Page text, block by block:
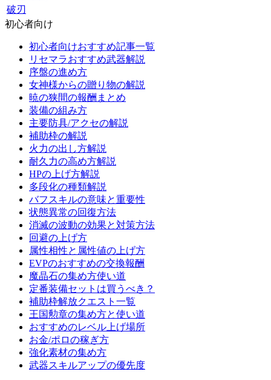
破刃
初心者向け
初心者向けおすすめ記事一覧
リセマラおすすめ武器解説
序盤の進め方
女神様からの贈り物の解説
暁の狭間の報酬まとめ
装備の組み方
主要防具/アクセの解説
補助枠の解説
火力の出し方解説
耐久力の高め方解説
HPの上げ方解説
多段化の種類解説
バフスキルの意味と重要性
状態異常の回復方法
消滅の波動の効果と対策方法
回避の上げ方
属性相性と属性値の上げ方
EVPのおすすめの交換報酬
魔晶石の集め方使い道
定番装備セットは買うべき？
補助枠解放クエスト一覧
王国勲章の集め方と使い道
おすすめのレベル上げ場所
お金/ポロの稼ぎ方
強化素材の集め方
武器スキルアップの優先度